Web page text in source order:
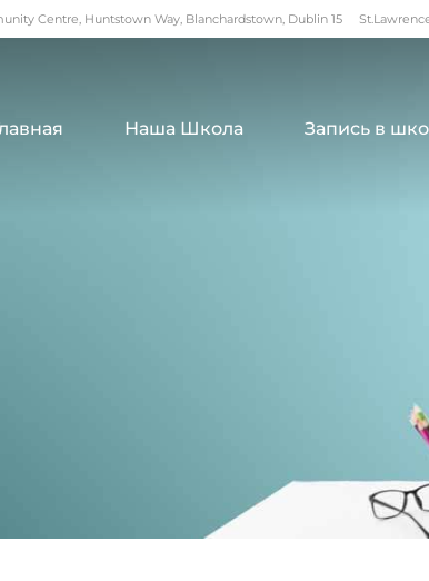
Centre, Huntstown Way, Blanchardstown, Dublin 15
Наша Школа Запись в